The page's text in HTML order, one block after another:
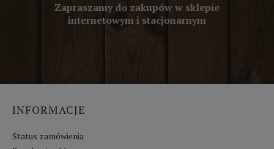
Zapraszamy do zakupów w sklepie
internetowym i stacjonarnym
INFORMACJE
Status zamówienia